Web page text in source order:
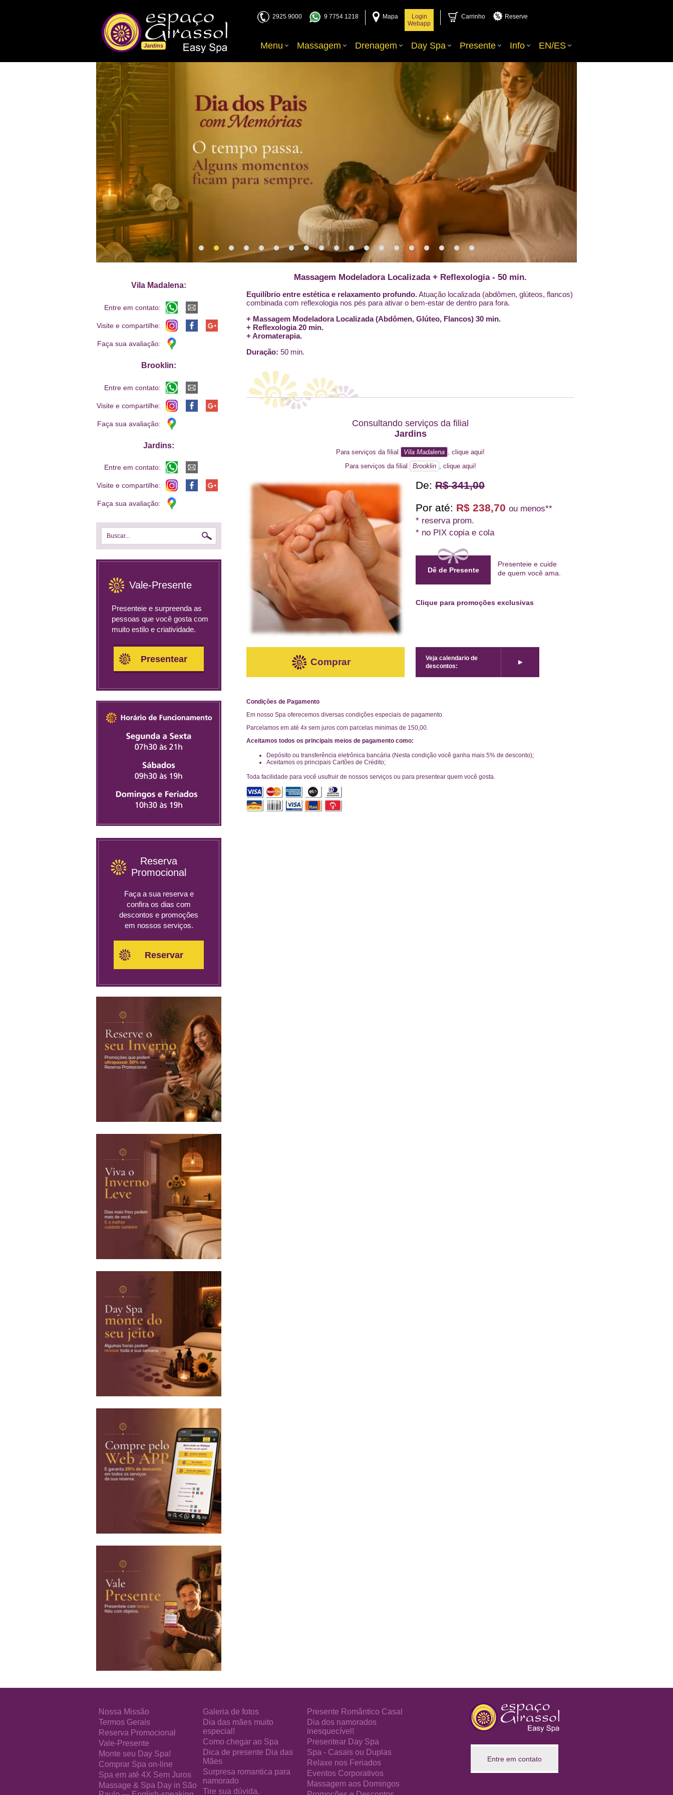
Jardins
2925 9000 9 7754 1218 Mapa
Login
Webapp
Carrinho Reserve
Menu Massagem Drenagem Day Spa Presente Info EN/ES
Massagem Modeladora Localizada + Reflexologia - 50 min.
Equilíbrio entre estética e relaxamento profundo.Atuação localizada (abdômen, glúteos, flancos)
combinada com reflexologia nos pés para ativar o bem-estar de dentro para fora.
+ Massagem Modeladora Localizada (Abdômen, Glúteo, Flancos) 30 min.
+ Reflexologia 20 min.
+ Aromaterapia.
Duração: 50 min.
Consultando serviços da filial
Jardins
Para serviços da filial Vila Madalena , clique aqui!
Para serviços da filial
Brooklin , clique aqui!
De: R$ 341,00
Por até: R$ 238,70 ou menos**
* reserva prom.
* no PIX copia e cola
Dê de Presente
Presenteie e cuide
de quem você ama
Clique para promoções exclusivas
Comprar
Veja calendario de
descontos:
►
Condições de Pagamento
Em nosso Spa oferecemos diversas condições especiais de pagamento.
Parcelamos em até 4x sem juros com parcelas minimas de 150,00.
Aceitamos todos os principais meios de pagamento como:
Depósito ou transferência eletrônica bancária (Nesta condição você ganha mais 5% de desconto);
Aceitamos os principais Cartões de Crédito;
Toda facilidade para você usufruir de nossos serviços ou para presentear quem você gosta.
Vila Madalena:
Entre em contato:
Visite e compartilhe:
Faça sua avaliação:
Brooklin:
Entre em contato:
Visite e compartilhe:
Faça sua avaliação:
Jardins:
Entre em contato:
Visite e compartilhe:
Faça sua avaliação:
Buscar...
Vale-Presente
Presenteie e surpreenda as
pessoas que você gosta com
muito estilo e criatividade.
Presentear
Reserva
Promocional
Faça a sua reserva e
confira os dias com
descontos e promoções
em nossos serviços.
Reservar
Nossa Missão
Termos Gerais
Reserva Promocional
Vale-Presente
Monte seu Day Spa!
Comprar Spa on-line
Spa em até 4X Sem Juros
Massage & Spa Day in São
Galeria de fotos
Dia das mães muito
especial!
Como chegar ao Spa
Dica de presente Dia das
Mães
Surpresa romantica para
namorado
Tire sua dúvida.
Presente Romântico Casal
Dia dos namorados
inesquecível!
Presentear Day Spa
Spa - Casais ou Duplas
Relaxe nos Feriados
Eventos Corporativos
Massagem aos Domingos
Entre em contato